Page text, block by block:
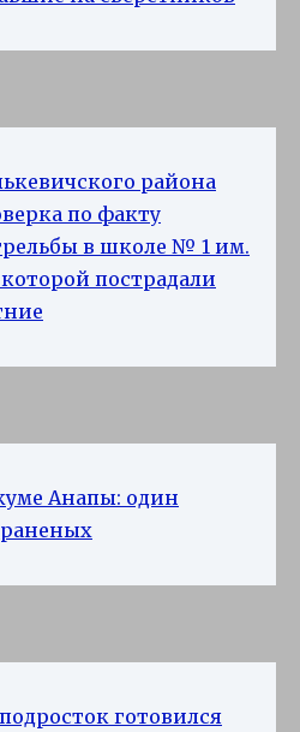
района
по факту
в школе № 1 им.
пострадали
Анапы: один
готовился